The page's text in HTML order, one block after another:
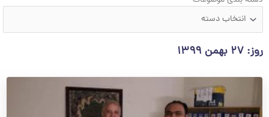
موضوعات
روز: ۲۷ بهمن ۱۳۹۹